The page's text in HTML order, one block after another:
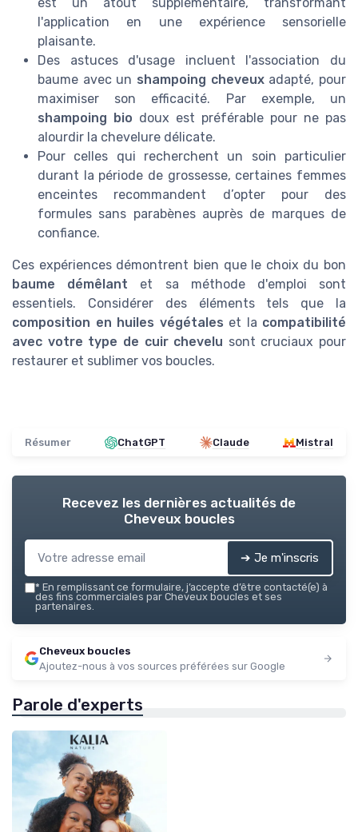
est un atout supplémentaire, transformant
l'application en une expérience sensorielle
plaisante.
Des astuces d'usage incluent l'association du
baume avec un shampoing cheveuxadapté, pour
maximiser son efficacité. Par exemple, un
shampoing bio doux est préférable pour ne pas
alourdir la chevelure délicate.
Pour celles qui recherchent un soin particulier
durant la période de grossesse, certaines femmes
enceintes recommandent d’opter pour des
formules sans parabènes auprès de marques de
confiance.
Ces expériences démontrent bien que le choix du bon
baume démêlant et sa méthode d'emploi sont
essentiels. Considérer des éléments tels que la
composition en huiles végétales et la compatibilité
avec votre type de cuir chevelu sont cruciaux pour
restaurer et sublimer vos boucles.
Résumer ChatGPT Claude Mistral
Recevez les dernières actualités de
Cheveux boucles
➔ Je m'inscris
* En remplissant ce formulaire, j’accepte d’être contacté(e) à
des fins commerciales par Cheveux boucles et ses
partenaires.
Cheveux boucles
Ajoutez-nous à vos sources préférées sur Google
Parole d'experts